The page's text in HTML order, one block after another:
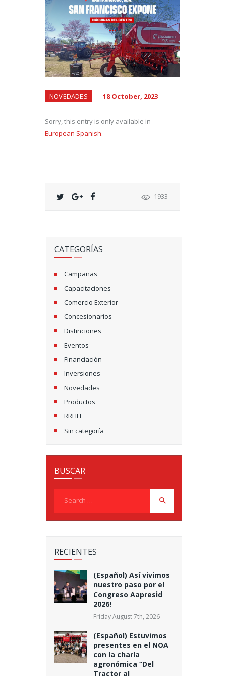
NOVEDADES 18 October, 2023
Sorry, this entry is only available in
European Spanish.
1933
CATEGORÍAS
Campañas
Capacitaciones
Comercio Exterior
Concesionarios
Distinciones
Eventos
Financiación
Inversiones
Novedades
Productos
RRHH
Sin categoría
BUSCAR
RECIENTES
(Español) Así vivimos
nuestro paso por el
Congreso Aapresid
2026!
Friday August 7th, 2026
(Español) Estuvimos
presentes en el NOA
con la charla
agronómica “Del
Tractor al